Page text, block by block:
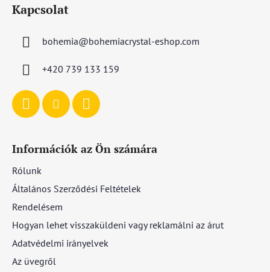
Kapcsolat
bohemia@bohemiacrystal-eshop.com
+420 739 133 159
Információk az Ön számára
Rólunk
Általános Szerződési Feltételek
Rendelésem
Hogyan lehet visszaküldeni vagy reklamálni az árut
Adatvédelmi irányelvek
Az üvegről